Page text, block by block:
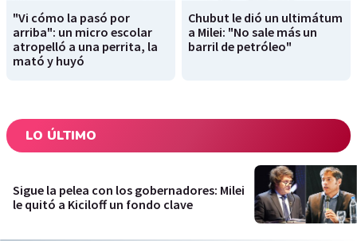
"Vi cómo la pasó por
arriba": un micro escolar
atropelló a una perrita, la
mató y huyó
Chubut le dió un ultimátum
a Milei: "No sale más un
barril de petróleo"
LO ÚLTIMO
Sigue la pelea con los gobernadores: Milei
le quitó a Kiciloff un fondo clave